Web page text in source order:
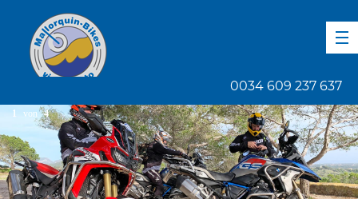
0034 609 237 637
1 von 4